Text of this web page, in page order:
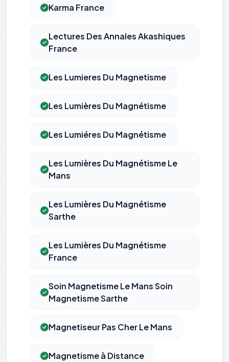
Karma France
Lectures Des Annales Akashiques
France
Les Lumieres Du Magnetisme
Les Lumières Du Magnétisme
Les Lumiéres Du Magnétisme
Les Lumières Du Magnétisme Le
Mans
Les Lumières Du Magnétisme
Sarthe
Les Lumières Du Magnétisme
France
Soin Magnetisme Le Mans Soin
Magnetisme Sarthe
Magnetiseur Pas Cher Le Mans
Magnetisme à Distance